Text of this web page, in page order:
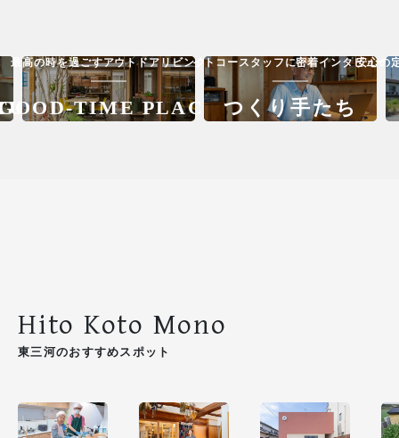
最高の時を過ごすアウトドアリビング
TIME PLACE
イトコースタッフに密着インタビュー
つくり手たち
安心の
Hito Koto Mono
東三河のおすすめスポット